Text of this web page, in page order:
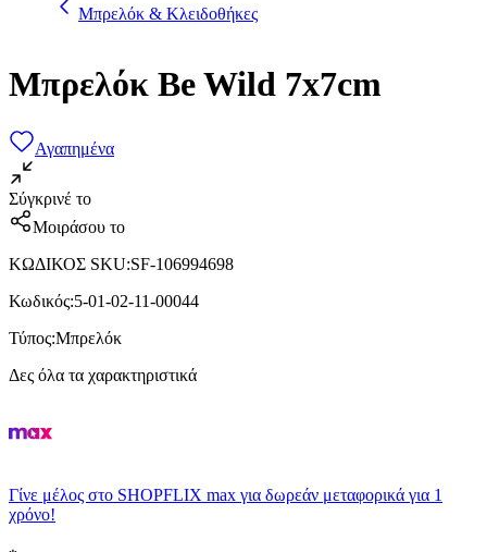
Μπρελόκ & Κλειδοθήκες
Μπρελόκ Be Wild 7x7cm
Αγαπημένα
Σύγκρινέ το
Μοιράσου το
ΚΩΔΙΚΟΣ SKU:SF-106994698
Κωδικός:5-01-02-11-00044
Τύπος:Μπρελόκ
Δες όλα τα χαρακτηριστικά
Γίνε μέλος στο SHOPFLIX max για δωρεάν μεταφορικά για 1
χρόνο!